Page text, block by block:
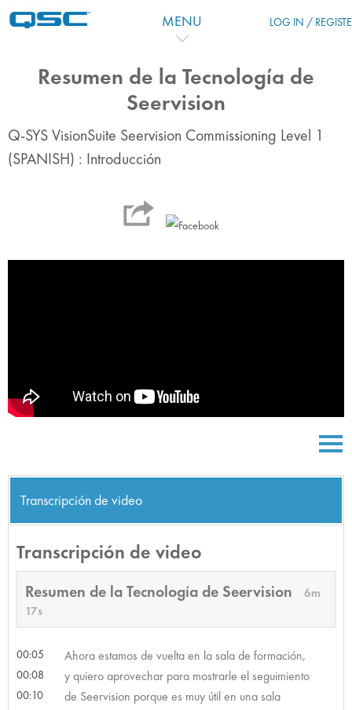
MENU LOG IN /
Resumen de la Tecnología de
Seervision
Q-SYS VisionSuite Seervision Commissioning Level 1
(SPANISH) : Introducción
Transcripción de video
Transcripción de video
Resumen de la Tecnología de Seervision
6m
17s
00:05 Ahora estamos de vuelta en la sala de formación,
00:08 y quiero aprovechar para mostrarle el seguimiento
00:10 de Seervision porque es muy útil en una sala